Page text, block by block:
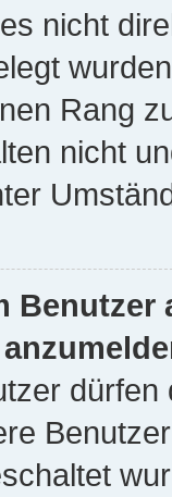
nicht
Rang
nicht